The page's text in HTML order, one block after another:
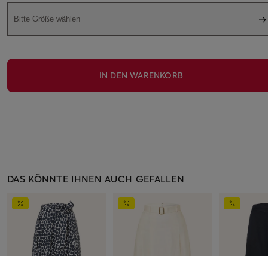
Bitte Größe wählen
IN DEN WARENKORB
DAS KÖNNTE IHNEN AUCH GEFALLEN